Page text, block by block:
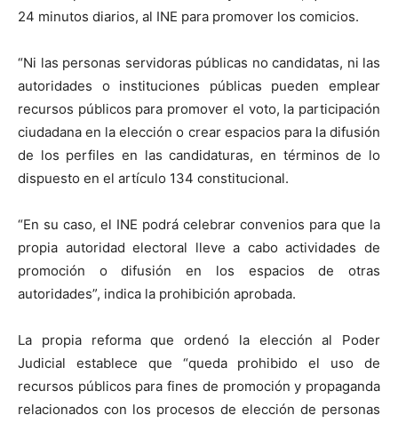
24 minutos diarios, al INE para promover los comicios.
“Ni las personas servidoras públicas no candidatas, ni las
autoridades o instituciones públicas pueden emplear
recursos públicos para promover el voto, la participación
ciudadana en la elección o crear espacios para la difusión
de los perfiles en las candidaturas, en términos de lo
dispuesto en el artículo 134 constitucional.
“En su caso, el INE podrá celebrar convenios para que la
propia autoridad electoral lleve a cabo actividades de
promoción o difusión en los espacios de otras
autoridades”, indica la prohibición aprobada.
La propia reforma que ordenó la elección al Poder
Judicial establece que “queda prohibido el uso de
recursos públicos para fines de promoción y propaganda
relacionados con los procesos de elección de personas